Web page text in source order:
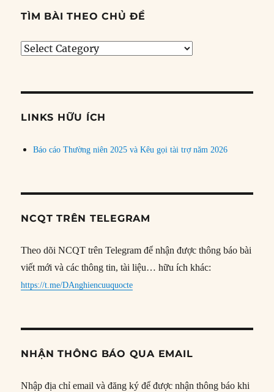
TÌM BÀI THEO CHỦ ĐỀ
Tìm
đề
LINKS HỮU ÍCH
Báo cáo Thường niên 2025 và Kêu gọi tài trợ năm 2026
NCQT TRÊN TELEGRAM
Theo dõi NCQT trên Telegram để nhận được thông báo bài
viết mới và các thông tin, tài liệu… hữu ích khác:
https://t.me/DAnghiencuuquocte
NHẬN THÔNG BÁO QUA EMAIL
Nhập địa chỉ email và đăng ký để được nhận thông báo khi